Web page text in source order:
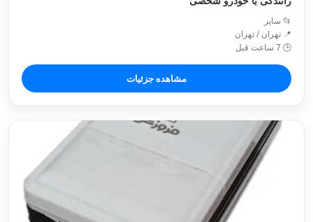
📂 سایر
📍 تهران / تهران
🕒 7 ساعت قبل
مشاهده جزئیات